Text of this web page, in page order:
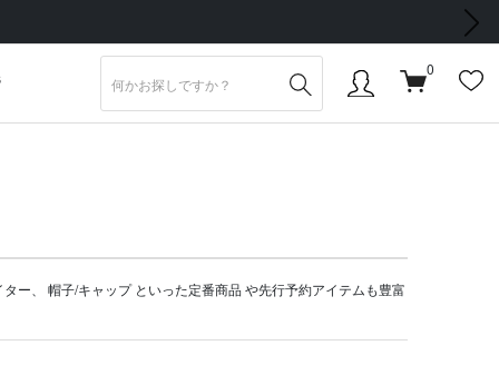
次の画像
0
ター 帽子/キャップといった定番商品 や先行予約アイテムも豊富